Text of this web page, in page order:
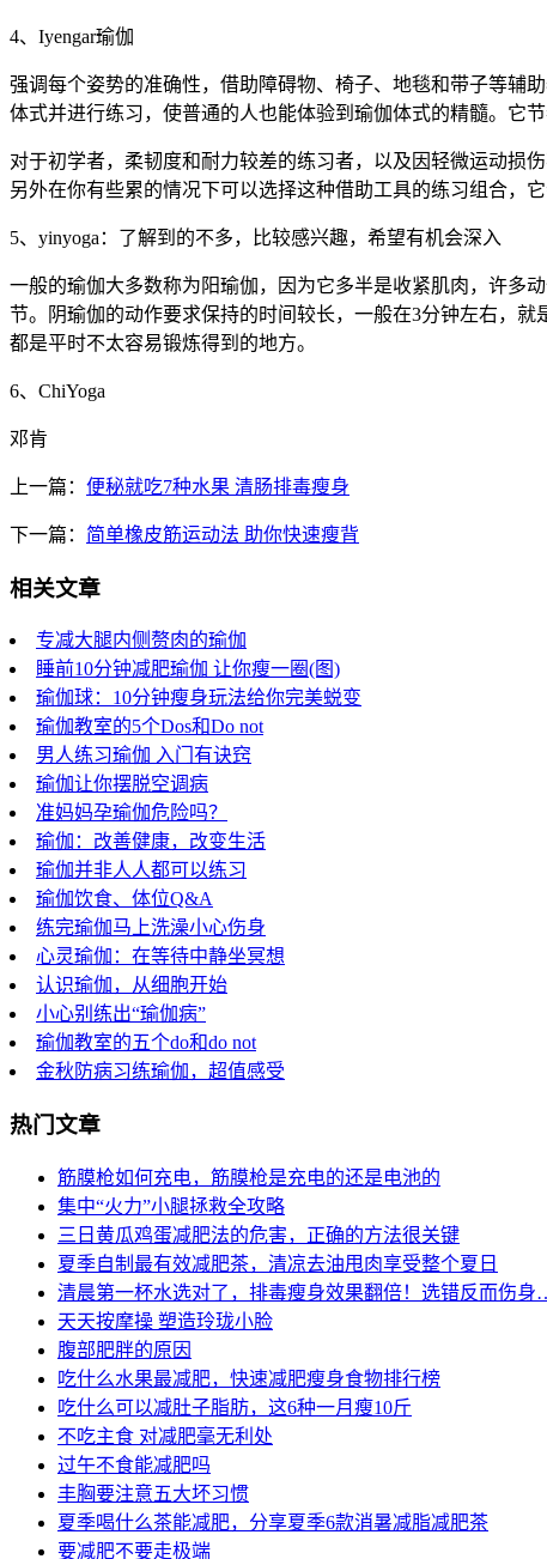
4、Iyengar瑜伽
强调每个姿势的准确性，借助障碍物、椅子、地毯和带子等辅
体式并进行练习，使普通的人也能体验到瑜伽体式的精髓。它节
对于初学者，柔韧度和耐力较差的练习者，以及因轻微运动损
另外在你有些累的情况下可以选择这种借助工具的练习组合，
5、yinyoga：了解到的不多，比较感兴趣，希望有机会深入
一般的瑜伽大多数称为阳瑜伽，因为它多半是收紧肌肉，许多
节。阴瑜伽的动作要求保持的时间较长，一般在3分钟左右，
都是平时不太容易锻炼得到的地方。
6、ChiYoga
邓肯
上一篇： 便秘就吃7种水果 清肠排毒瘦身
下一篇： 简单橡皮筋运动法 助你快速瘦背
相关文章
专减大腿内侧赘肉的瑜伽
睡前10分钟减肥瑜伽 让你瘦一圈(图)
瑜伽球：10分钟瘦身玩法给你完美蜕变
瑜伽教室的5个Dos和Do not
男人练习瑜伽 入门有诀窍
瑜伽让你摆脱空调病
准妈妈孕瑜伽危险吗？
瑜伽：改善健康，改变生活
瑜伽并非人人都可以练习
瑜伽饮食、体位Q&A
练完瑜伽马上洗澡小心伤身
心灵瑜伽：在等待中静坐冥想
认识瑜伽，从细胞开始
小心别练出“瑜伽病”
瑜伽教室的五个do和do not
金秋防病习练瑜伽，超值感受
热门文章
筋膜枪如何充电，筋膜枪是充电的还是电池的
集中“火力”小腿拯救全攻略
三日黄瓜鸡蛋减肥法的危害，正确的方法很关键
夏季自制最有效减肥茶，清凉去油甩肉享受整个夏日
清晨第一杯水选对了，排毒瘦身效果翻倍！选错反而伤身
天天按摩操 塑造玲珑小脸
腹部肥胖的原因
吃什么水果最减肥，快速减肥瘦身食物排行榜
吃什么可以减肚子脂肪，这6种一月瘦10斤
不吃主食 对减肥毫无利处
过午不食能减肥吗
丰胸要注意五大坏习惯
夏季喝什么茶能减肥，分享夏季6款消暑减脂减肥茶
要减肥不要走极端